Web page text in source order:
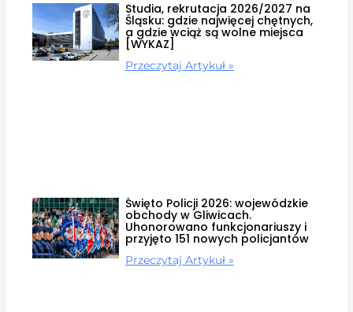
Studia, rekrutacja 2026/2027 na
Śląsku: gdzie najwięcej chętnych,
a gdzie wciąż są wolne miejsca
[WYKAZ]
Przeczytaj Artykuł »
Święto Policji 2026: wojewódzkie
obchody w Gliwicach.
Uhonorowano funkcjonariuszy i
przyjęto 151 nowych policjantów
Przeczytaj Artykuł »